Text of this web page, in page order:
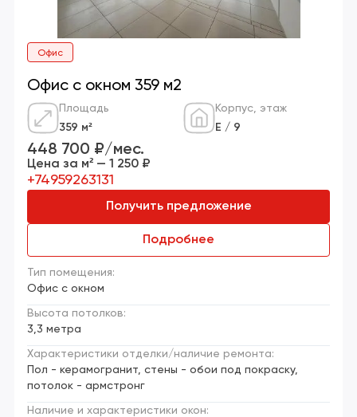
Офис
Офис с окном 359 м2
Площадь
359 м²
Корпус, этаж
Е / 9
Тип помещения:
Офис с окном
Высота потолков:
3,3 метра
Характеристики отделки/наличие ремонта:
Пол - керамогранит, стены - обои под покраску,
потолок - армстронг
Наличие и характеристики окон:
448 700 ₽/мес.
Цена за м² — 1 250 ₽
+74959263131
Получить предложение
Подробнее